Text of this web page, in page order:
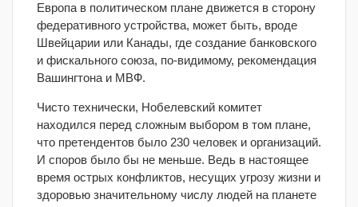
Европа в политическом плане движется в сторону
федеративного устройства, может быть, вроде
Швейцарии или Канады, где создание банковского
и фискального союза, по-видимому, рекомендация
Вашингтона и МВФ.
Чисто технически, Нобелевский комитет
находился перед сложным выбором в том плане,
что претендентов было 230 человек и организаций.
И споров было бы не меньше. Ведь в настоящее
время острых конфликтов, несущих угрозу жизни и
здоровью значительному числу людей на планете